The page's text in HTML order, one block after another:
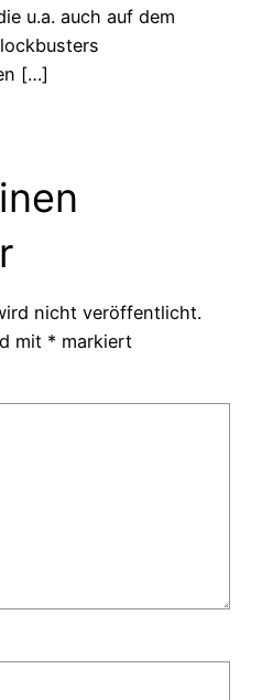
u.a. auch auf dem
[…]
nicht veröffentlicht.
mit * markiert